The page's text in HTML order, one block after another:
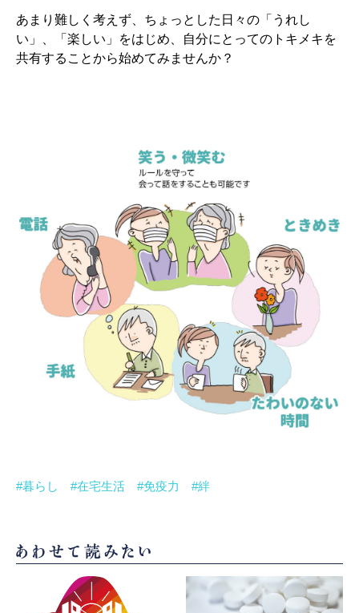
あまり難しく考えず、ちょっとした日々の「うれし
い」、「楽しい」をはじめ、自分にとってのトキメキを
共有することから始めてみませんか？
#暮らし #在宅生活 #免疫力 #絆